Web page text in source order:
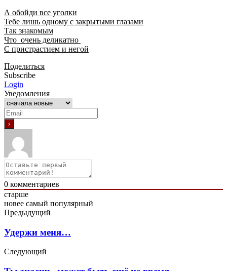
А обойди все уголки
Тебе лишь одному с закрытыми глазами
Так знакомым
Что очень деликатно
С пристрастием и негой
Поделиться
Subscribe
Login
Уведомления
0 комментариев
старше
новее самый популярный
Предыдущий
Удержи меня…
Следующий